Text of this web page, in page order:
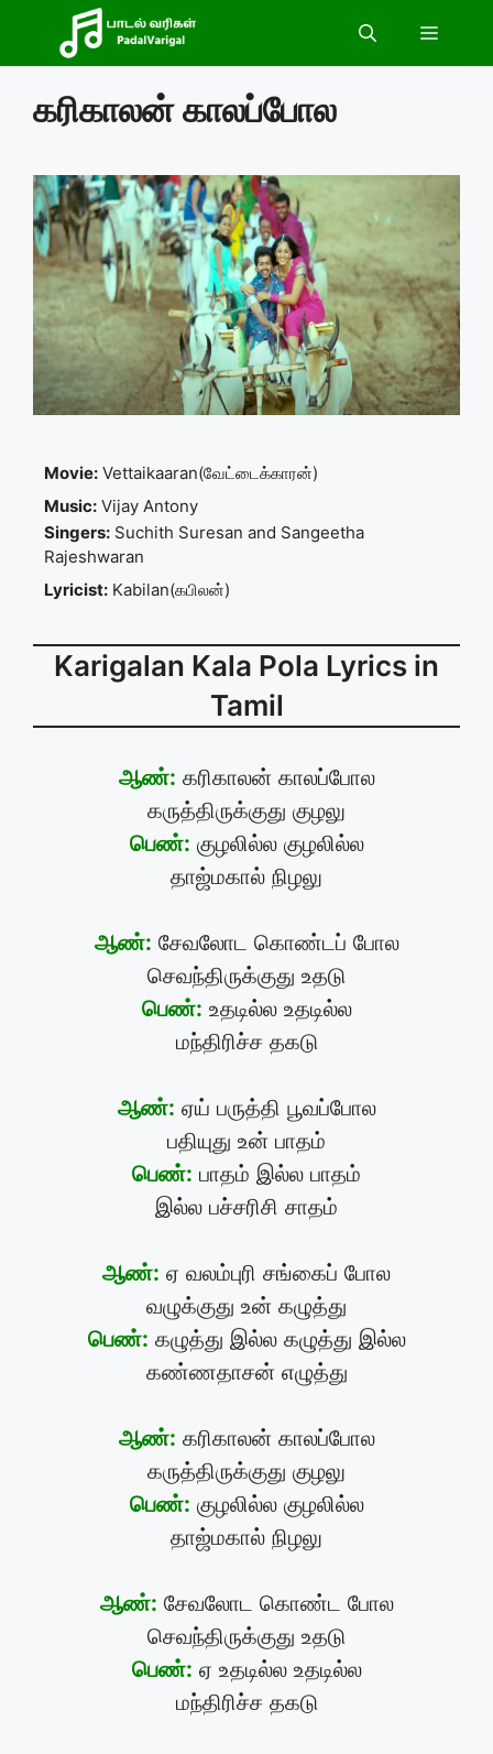
content
Menu
கரிகாலன் காலப்போல
Movie: Vettaikaaran(வேட்டைக்காரன்)
Music: Vijay Antony
Singers: Suchith Suresan and Sangeetha
Rajeshwaran
Lyricist: Kabilan(கபிலன்)
Karigalan Kala Pola Lyrics in
Tamil
ஆண்: கரிகாலன் காலப்போல
கருத்திருக்குது குழலு
பெண்: குழலில்ல குழலில்ல
தாஜ்மகால் நிழலு
ஆண்: சேவலோட கொண்டப் போல
செவந்திருக்குது உதடு
பெண்: உதடில்ல உதடில்ல
மந்திரிச்ச தகடு
ஆண்: ஏய் பருத்தி பூவப்போல
பதியுது உன் பாதம்
பெண்: பாதம் இல்ல பாதம்
இல்ல பச்சரிசி சாதம்
ஆண்: ஏ வலம்புரி சங்கைப் போல
வழுக்குது உன் கழுத்து
பெண்: கழுத்து இல்ல கழுத்து இல்ல
கண்ணதாசன் எழுத்து
ஆண்: கரிகாலன் காலப்போல
கருத்திருக்குது குழலு
பெண்: குழலில்ல குழலில்ல
தாஜ்மகால் நிழலு
ஆண்: சேவலோட கொண்ட போல
செவந்திருக்குது உதடு
பெண்: ஏ உதடில்ல உதடில்ல
மந்திரிச்ச தகடு